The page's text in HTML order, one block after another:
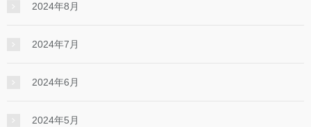
2024年8月
2024年7月
2024年6月
2024年5月